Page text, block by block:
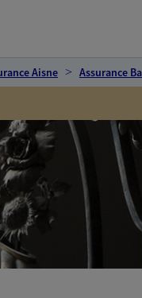
Aisne Assurance